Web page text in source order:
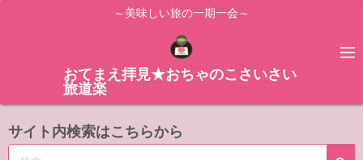
ス
～美味しい旅の一期一会～
おてまえ拝見★おちゃのこさいさい
旅道楽
サイト内検索はこちらから